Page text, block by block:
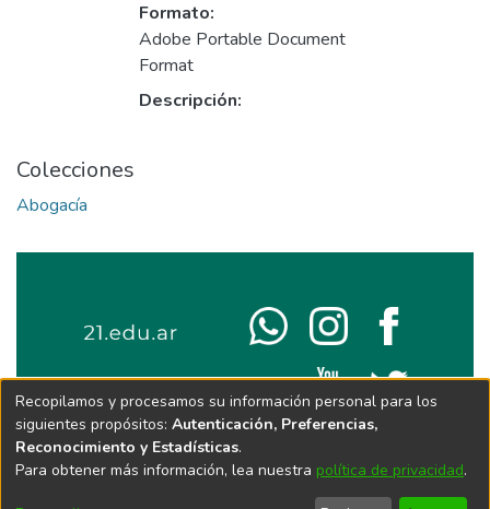
Formato:
Adobe Portable Document
Format
Descripción:
Colecciones
Abogacía
Recopilamos y procesamos su información personal para los
siguientes propósitos: Autenticación, Preferencias,
Reconocimiento y Estadísticas.
Para obtener más información, lea nuestra política de privacidad.